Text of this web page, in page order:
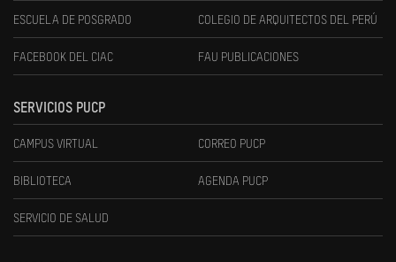
ESCUELA DE POSGRADO COLEGIO DE ARQUITECTOS DEL PERÚ
FACEBOOK DEL CIAC FAU PUBLICACIONES
SERVICIOS PUCP
CAMPUS VIRTUAL CORREO PUCP
BIBLIOTECA AGENDA PUCP
SERVICIO DE SALUD